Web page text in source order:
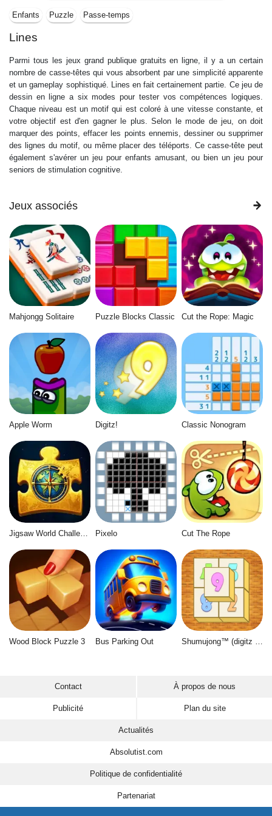
Enfants Puzzle Passe-temps
Lines
Parmi tous les jeux grand publique gratuits en ligne, il y a un certain
nombre de casse-têtes qui vous absorbent par une simplicité apparente
et un gameplay sophistiqué. Lines en fait certainement partie. Ce jeu de
dessin en ligne a six modes pour tester vos compétences logiques.
Chaque niveau est un motif qui est coloré à une vitesse constante, et
votre objectif est d'en gagner le plus. Selon le mode de jeu, on doit
marquer des points, effacer les points ennemis, dessiner ou supprimer
des lignes du motif, ou même placer des téléports. Ce casse-tête peut
également s'avérer un jeu pour enfants amusant, ou bien un jeu pour
seniors de stimulation cognitive.
Jeux associés
Mahjongg Solitaire Puzzle Blocks Classic Cut the Rope: Magic
Apple Worm Digitz! Classic Nonogram
Pixelo Cut The Rope
Wood Block Puzzle 3 Bus Parking Out
Contact À propos de nous
Publicité Plan du site
Actualités
Absolutist.com
Politique de confidentialité
Partenariat